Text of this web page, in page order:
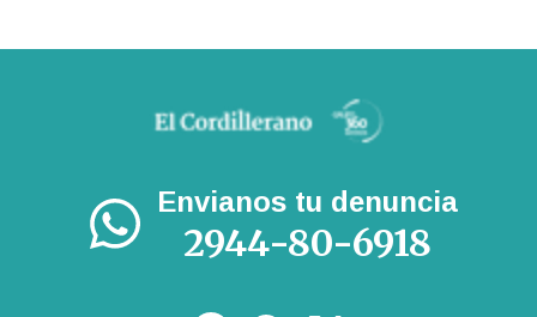
Envianos tu denuncia
2944-80-6918